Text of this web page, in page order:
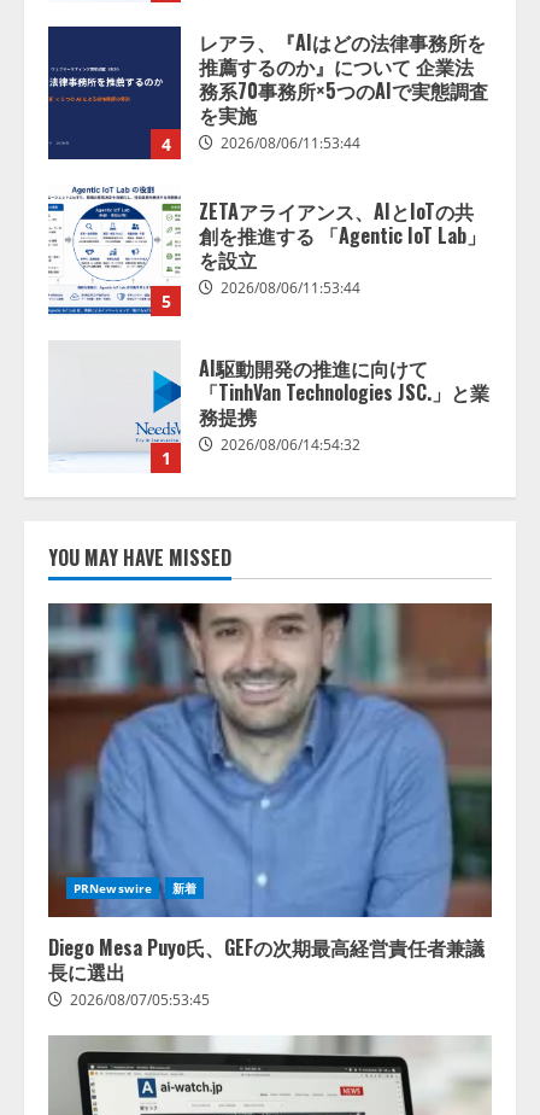
4
レアラ、『AIはどの法律事務所を
推薦するのか』について 企業法
務系70事務所×5つのAIで実態調査
を実施
2026/08/06/11:53:44
5
ZETAアライアンス、AIとIoTの共
創を推進する 「Agentic IoT Lab」
を設立
2026/08/06/11:53:44
1
AI駆動開発の推進に向けて
「TinhVan Technologies JSC.」と業
務提携
2026/08/06/14:54:32
2
レビCM公開！ 新オプション！ AI
が組織の業務実態を分析し労務改
善を支援。 藤原竜也メイキング
動画公開 「もしAIが自分を分析し
たら、すぐ休めと言われる自信が
ある」「昨年の夏はカブトムシを
捕まえたり、虫と戦ったり…」
2026/08/06/14:54:31
3
アシストAIテラス、ガバナンス機
能を備えたAIエージェントプラッ
トフォーム「QueryPie AIP」を提
供開始
2026/08/06/11:53:44
レアラ、『AIはどの法律事務所を
推薦するのか』について 企業法
務系70事務所×5つのAIで実態調査
を実施
YOU MAY HAVE MISSED
PRNewswire 新着
Diego Mesa Puyo氏、GEFの次期最高経営責任者兼議
長に選出
2026/08/07/05:53:45